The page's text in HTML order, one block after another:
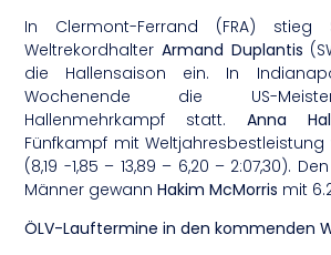
In Clermont-Ferrand (FRA) stieg
Weltrekordhalter Armand Duplantis
die Hallensaison ein. In
Wochenende die US-
Hallenmehrkampf statt. Anna
Fünfkampf mit Weltjahresbestleistung
(8,19 -1,85 – 13,89 – 6,20 – 2:07,30).
Männer gewannHakim McMorris mit
ÖLV-Lauftermine in den kommenden